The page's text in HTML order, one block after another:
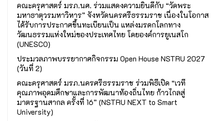
คณะครุศาสตร์ มรภ.นศ. ร่วมแสดงความยินดีกับ “วัดพระ
มหาธาตุวรมหาวิหาร” จังหวัดนครศรีธรรมราช เนื่องในโอกาส
ได้รับการประกาศขึ้นทะเบียนเป็น แหล่งมรดกโลกทาง
วัฒนธรรมแห่งใหม่ของประเทศไทย โดยองค์การยูเนสโก
(UNESCO)
ประมวลภาพบรรยากาศกิจกรรม Open House NSTRU 2027
(วันที่ 2)
คณะครุศาสตร์ มรภ.นครศรีธรรมราช ร่วมพิธีเปิด “เวที
คุณภาพอุดมศึกษาและการพัฒนาท้องถิ่นไทย ก้าวไกลสู่
มาตรฐานสากล ครั้งที่ 16” (NSTRU NEXT to Smart
University)